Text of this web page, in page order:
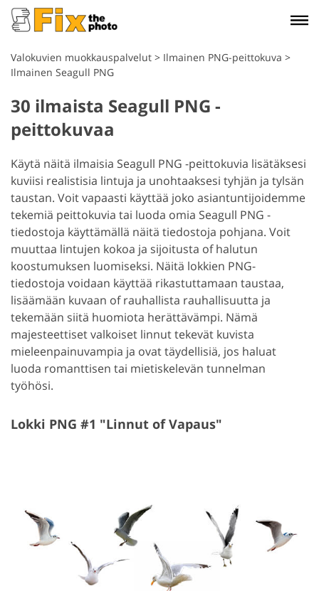
Valokuvien muokkauspalvelut > Ilmainen PNG-peittokuva >
Ilmainen Seagull PNG
30 ilmaista Seagull PNG -
peittokuvaa
Käytä näitä ilmaisia Seagull PNG -peittokuvia lisätäksesi
kuviisi realistisia lintuja ja unohtaaksesi tyhjän ja tylsän
taustan. Voit vapaasti käyttää joko asiantuntijoidemme
tekemiä peittokuvia tai luoda omia Seagull PNG -
tiedostoja käyttämällä näitä tiedostoja pohjana. Voit
muuttaa lintujen kokoa ja sijoitusta of halutun
koostumuksen luomiseksi. Näitä lokkien PNG-
tiedostoja voidaan käyttää rikastuttamaan taustaa,
lisäämään kuvaan of rauhallista rauhallisuutta ja
tekemään siitä huomiota herättävämpi. Nämä
majesteettiset valkoiset linnut tekevät kuvista
mieleenpainuvampia ja ovat täydellisiä, jos haluat
luoda romanttisen tai mietiskelevän tunnelman
työhösi.
Lokki PNG #1 "Linnut of Vapaus"